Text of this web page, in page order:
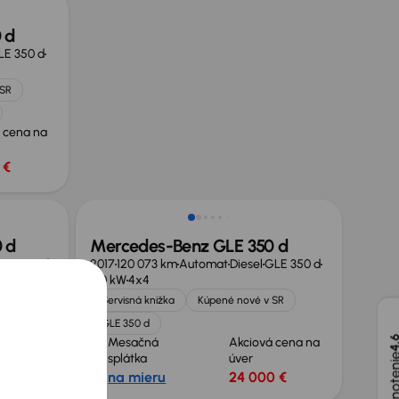
d
350 d
na
d
250 d
Mercedes-Benz GLE 350 d
2017120 073 kmAutomatDieselGLE 350 d
190 kW4x4
Servisná knižka
Kúpené nové v SR
GLE 350 d
Mesačná
splátka
na mieru
Akciová cena na
úver
24 000 €
Nové v ponuke